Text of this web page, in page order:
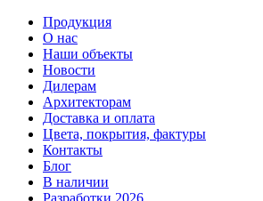
Продукция
О нас
Наши объекты
Новости
Дилерам
Архитекторам
Доставка и оплата
Цвета, покрытия, фактуры
Контакты
Блог
В наличии
Разработки 2026